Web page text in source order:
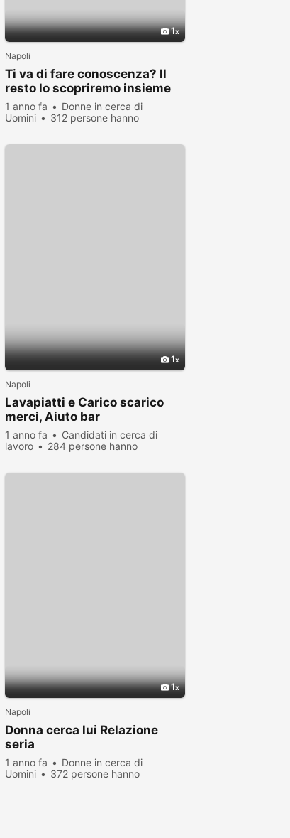
1
Napoli
Ti va di fare conoscenza? Il
resto lo scopriremo insieme
1 anno fa
Donne in cerca di
Uomini
312 persone hanno
1
Napoli
Lavapiatti e Carico scarico
merci, Aiuto bar
1 anno fa
Candidati in cerca di
lavoro
284 persone hanno
1
Napoli
Donna cerca lui Relazione
seria
1 anno fa
Donne in cerca di
Uomini
372 persone hanno